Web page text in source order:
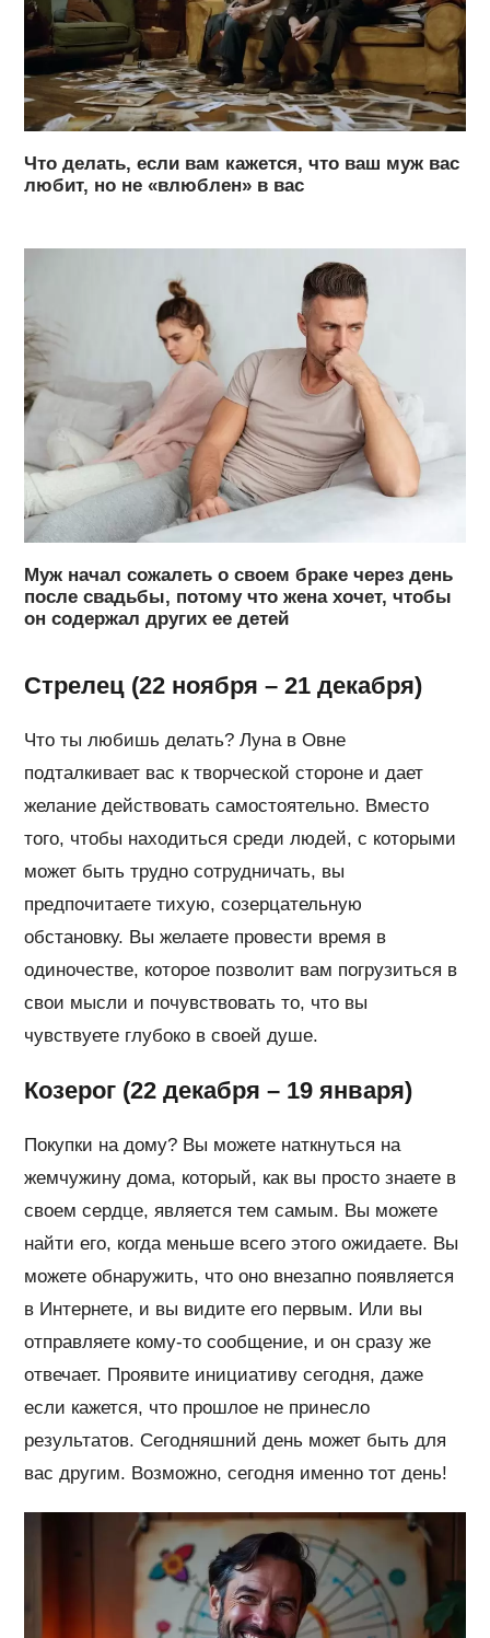
Что делать, если вам кажется, что ваш муж вас
любит, но не «влюблен» в вас
Муж начал сожалеть о своем браке через день
после свадьбы, потому что жена хочет, чтобы
он содержал других ее детей
Стрелец (22 ноября – 21 декабря)
Что ты любишь делать? Луна в Овне
подталкивает вас к творческой стороне и дает
желание действовать самостоятельно. Вместо
того, чтобы находиться среди людей, с которыми
может быть трудно сотрудничать, вы
предпочитаете тихую, созерцательную
обстановку. Вы желаете провести время в
одиночестве, которое позволит вам погрузиться в
свои мысли и почувствовать то, что вы
чувствуете глубоко в своей душе.
Козерог (22 декабря – 19 января)
Покупки на дому? Вы можете наткнуться на
жемчужину дома, который, как вы просто знаете в
своем сердце, является тем самым. Вы можете
найти его, когда меньше всего этого ожидаете. Вы
можете обнаружить, что оно внезапно появляется
в Интернете, и вы видите его первым. Или вы
отправляете кому-то сообщение, и он сразу же
отвечает. Проявите инициативу сегодня, даже
если кажется, что прошлое не принесло
результатов. Сегодняшний день может быть для
вас другим. Возможно, сегодня именно тот день!